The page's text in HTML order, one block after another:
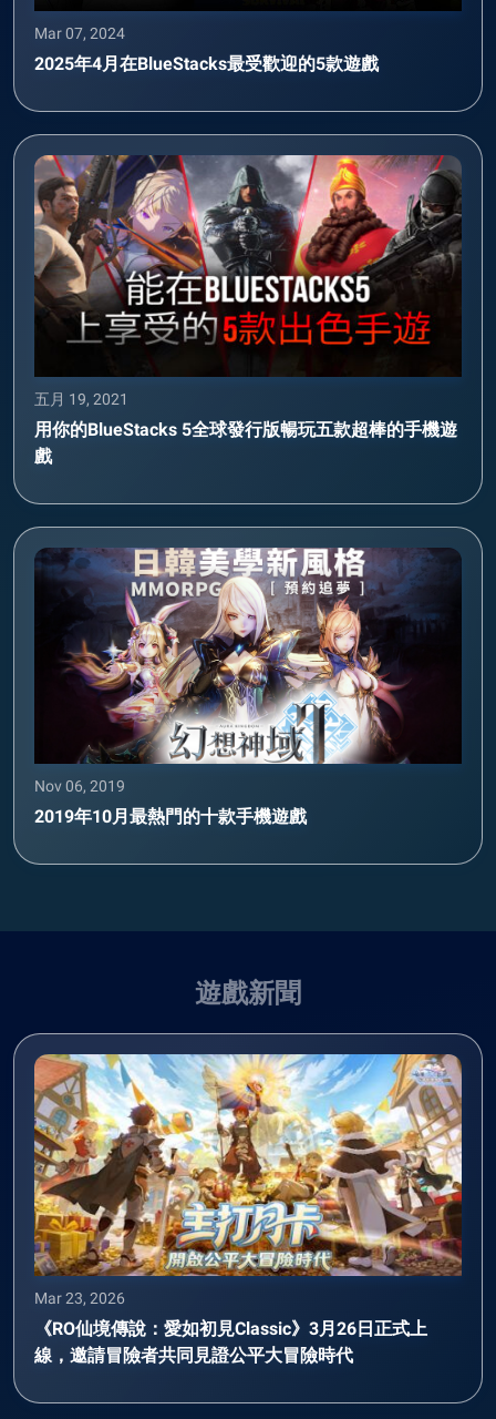
Mar 07, 2024
2025年4月在BlueStacks最受歡迎的5款遊戲
五月 19, 2021
用你的BlueStacks 5全球發行版暢玩五款超棒的手機遊
戲
Nov 06, 2019
2019年10月最熱門的十款手機遊戲
遊戲新聞
Mar 23, 2026
《RO仙境傳說：愛如初見Classic》3月26日正式上
線，邀請冒險者共同見證公平大冒險時代